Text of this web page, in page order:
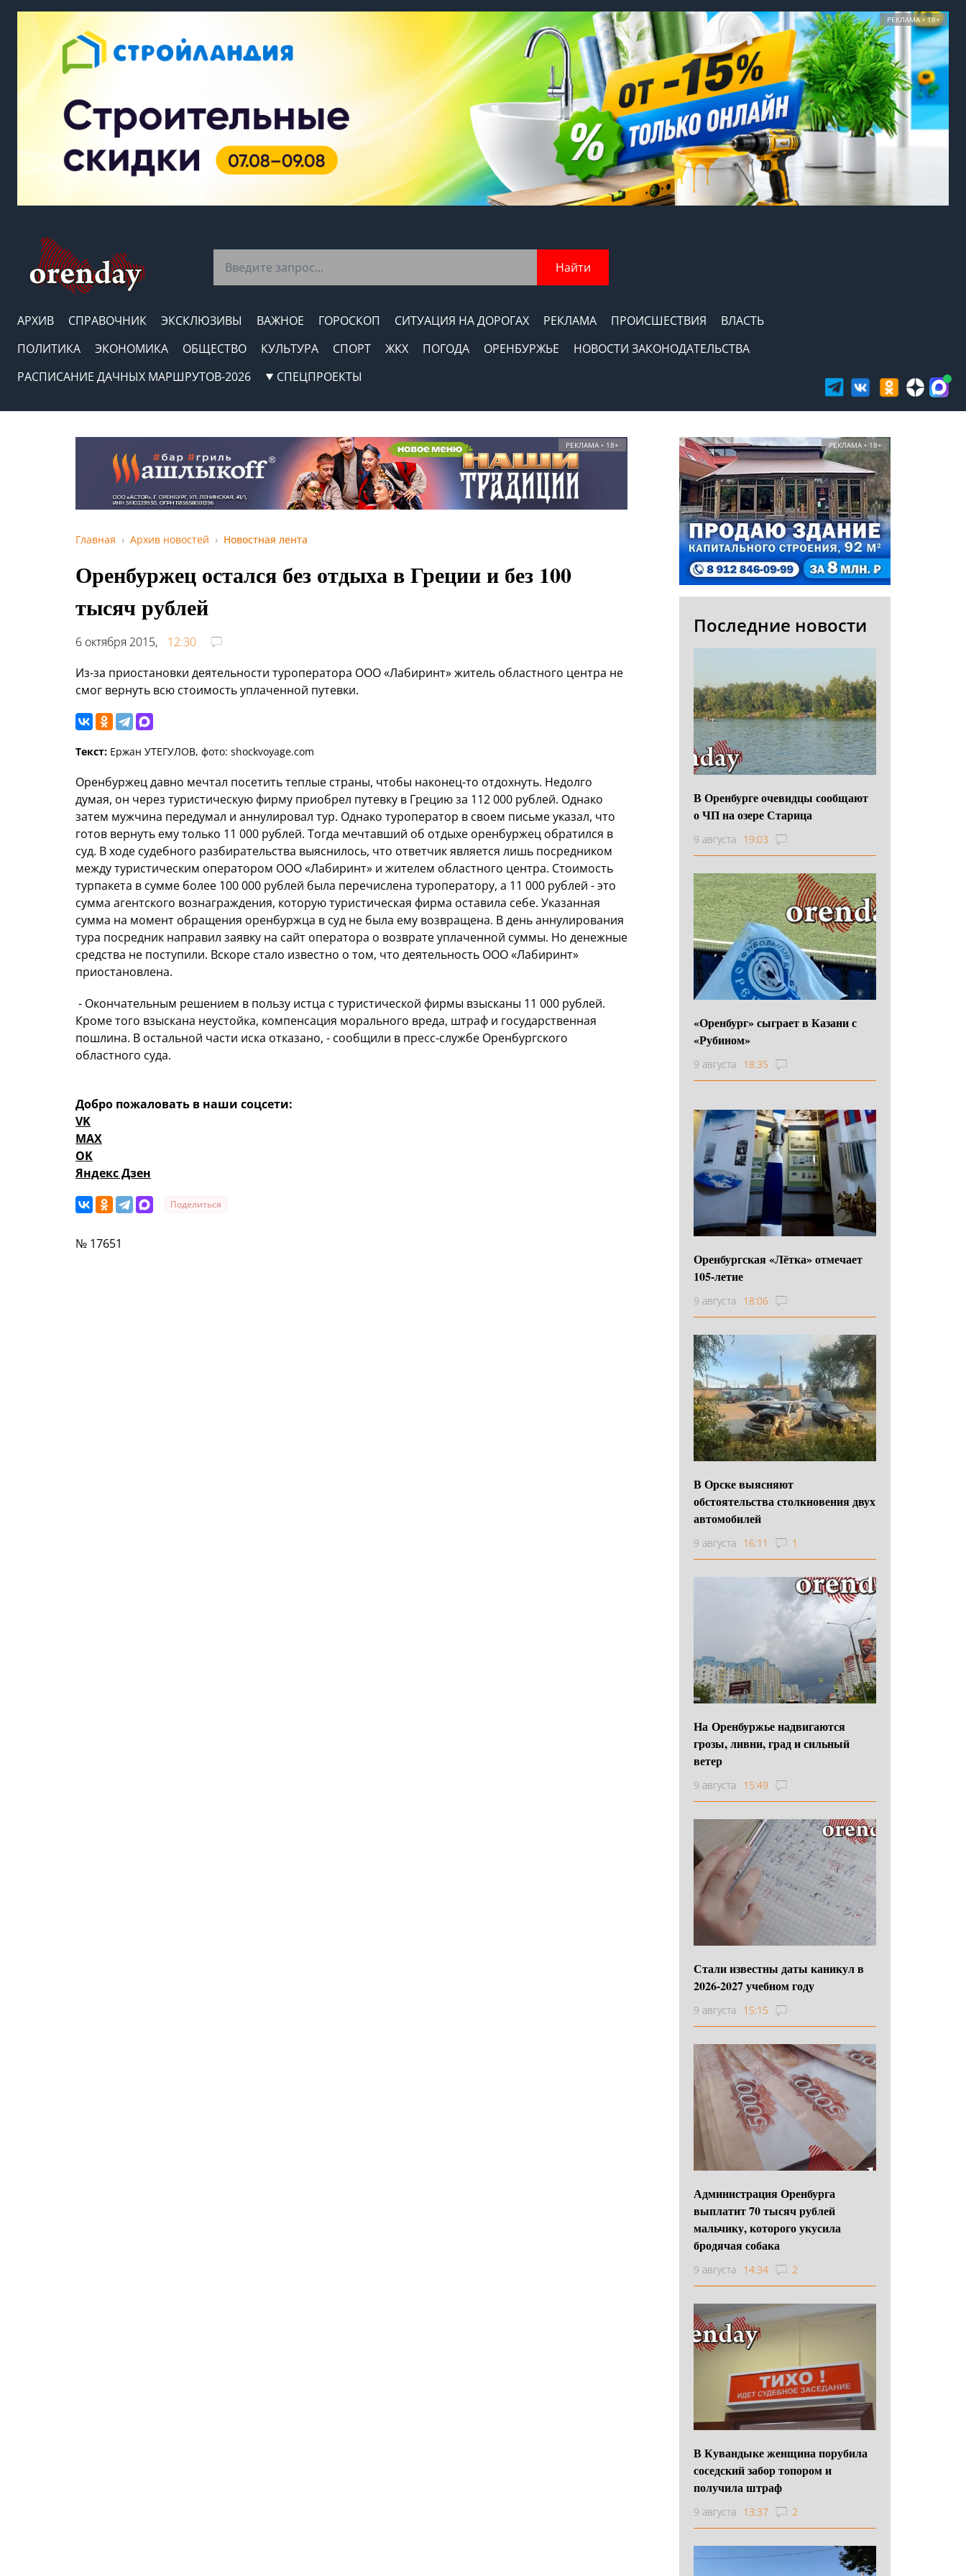
РЕКЛАМА • 18+
Найти
АРХИВ СПРАВОЧНИК ЭКСКЛЮЗИВЫ ВАЖНОЕ ГОРОСКОП СИТУАЦИЯ НА ДОРОГАХ РЕКЛАМА ПРОИСШЕСТВИЯ
ВЛАСТЬ
ПОЛИТИКА
ЭКОНОМИКА ОБЩЕСТВО КУЛЬТУРА СПОРТ ЖКХ ПОГОДА ОРЕНБУРЖЬЕ
НОВОСТИ ЗАКОНОДАТЕЛЬСТВА
РАСПИСАНИЕ ДАЧНЫХ МАРШРУТОВ-2026
СПЕЦПРОЕКТЫ
РЕКЛАМА • 18+
Главная Архив новостей Новостная лента
Оренбуржец остался без отдыха в Греции и без 100
тысяч рублей
6 октября 2015,
12:30
Из-за приостановки деятельности туроператора ООО «Лабиринт» житель областного центра не
смог вернуть всю стоимость уплаченной путевки.
Текст: Ержан УТЕГУЛОВ, фото: shockvoyage.com
Оренбуржец давно мечтал посетить теплые страны, чтобы наконец-то отдохнуть. Недолго
думая, он через туристическую фирму приобрел путевку в Грецию за 112 000 рублей. Однако
затем мужчина передумал и аннулировал тур. Однако туроператор в своем письме указал, что
готов вернуть ему только 11 000 рублей. Тогда мечтавший об отдыхе оренбуржец обратился в
суд. В ходе судебного разбирательства выяснилось, что ответчик является лишь посредником
между туристическим оператором ООО «Лабиринт» и жителем областного центра. Стоимость
турпакета в сумме более 100 000 рублей была перечислена туроператору, а 11 000 рублей - это
сумма агентского вознаграждения, которую туристическая фирма оставила себе. Указанная
сумма на момент обращения оренбуржца в суд не была ему возвращена. В день аннулирования
тура посредник направил заявку на сайт оператора о возврате уплаченной суммы. Но денежные
средства не поступили. Вскоре стало известно о том, что деятельность ООО «Лабиринт»
приостановлена.
- Окончательным решением в пользу истца с туристической фирмы взысканы 11 000 рублей.
Кроме того взыскана неустойка, компенсация морального вреда, штраф и государственная
пошлина. В остальной части иска отказано, - сообщили в пресс-службе Оренбургского
областного суда.
Добро пожаловать в наши соцсети:
VK
MAX
OK
Яндекс Дзен
Поделиться
№ 17651
РЕКЛАМА • 18+
Последние новости
В Оренбурге очевидцы сообщают
о ЧП на озере Старица
9 августа 19:03
«Оренбург» сыграет в Казани с
«Рубином»
9 августа 18:35
Оренбургская «Лётка» отмечает
105-летие
9 августа 18:06
В Орске выясняют
обстоятельства столкновения двух
автомобилей
9 августа 16:11 1
На Оренбуржье надвигаются
грозы, ливни, град и сильный
ветер
9 августа 15:49
Стали известны даты каникул в
2026-2027 учебном году
9 августа 15:15
Администрация Оренбурга
выплатит 70 тысяч рублей
мальчику, которого укусила
бродячая собака
9 августа 14:34 2
В Кувандыке женщина порубила
соседский забор топором и
получила штраф
9 августа 13:37 2